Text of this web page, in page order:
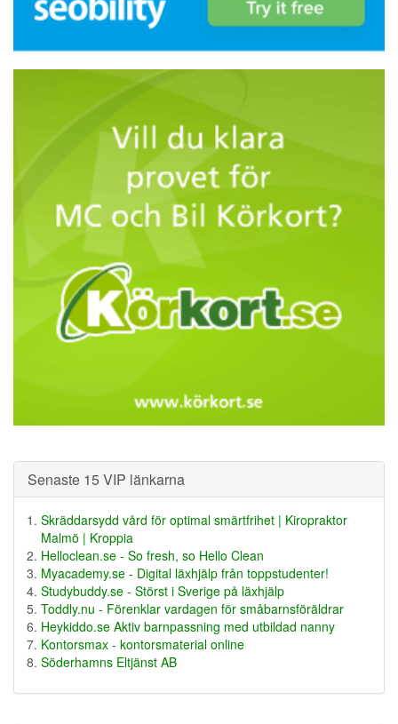
Senaste 15 VIP länkarna
Skräddarsydd vård för optimal smärtfrihet | Kiropraktor
Malmö | Kroppia
Helloclean.se - So fresh, so Hello Clean
Myacademy.se - Digital läxhjälp från toppstudenter!
Studybuddy.se - Störst i Sverige på läxhjälp
Toddly.nu - Förenklar vardagen för småbarnsföräldrar
Heykiddo.se Aktiv barnpassning med utbildad nanny
Kontorsmax - kontorsmaterial online
Söderhamns Eltjänst AB